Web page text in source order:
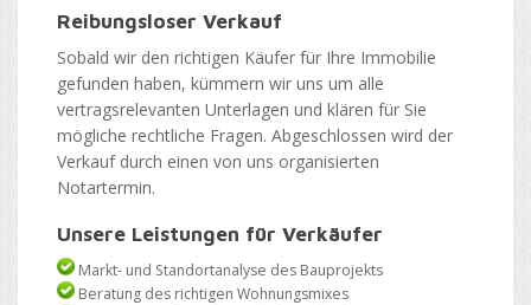
Reibungsloser Verkauf
Sobald wir den richtigen Käufer für Ihre Immobilie
gefunden haben, kümmern wir uns um alle
vertragsrelevanten Unterlagen und klären für Sie
mögliche rechtliche Fragen. Abgeschlossen wird der
Verkauf durch einen von uns organisierten
Notartermin.
Unsere Leistungen für Verkäufer
Markt- und Standortanalyse des Bauprojekts
Beratung des richtigen Wohnungsmixes